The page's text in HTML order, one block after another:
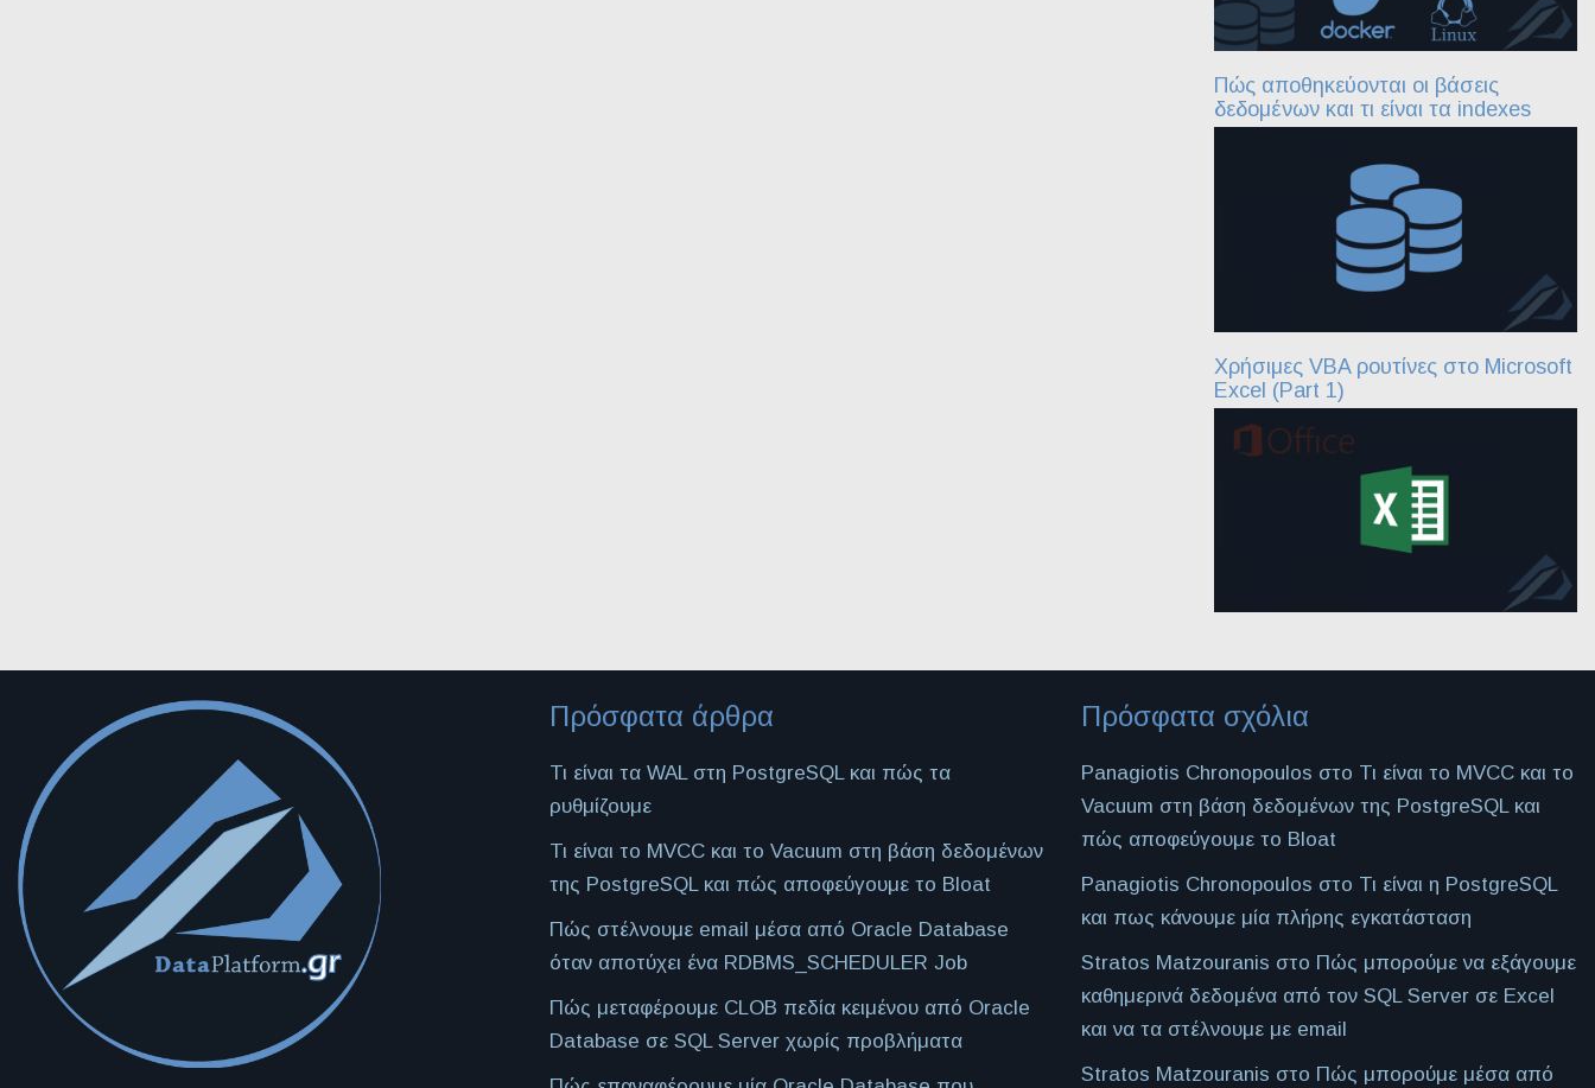
Πώς αποθηκεύονται οι βάσεις
δεδομένων και τι είναι τα indexes
Χρήσιμες VBA ρουτίνες στο Microsoft
Excel (Part 1)
Πρόσφατα άρθρα
Τι είναι τα WAL στη PostgreSQL και πώς τα
ρυθμίζουμε
Τι είναι το MVCC και το Vacuum στη βάση δεδομένων
της PostgreSQL και πώς αποφεύγουμε το Bloat
Πώς στέλνουμε email μέσα από Oracle Database
όταν αποτύχει ένα RDBMS_SCHEDULER Job
Πώς μεταφέρουμε CLOB πεδία κειμένου από Oracle
Database σε SQL Server χωρίς προβλήματα
Πρόσφατα σχόλια
Panagiotis Chronopoulos στο Τι είναι το MVCC και το
Vacuum στη βάση δεδομένων της PostgreSQL και
πώς αποφεύγουμε το Bloat
Panagiotis Chronopoulos στο Τι είναι η PostgreSQL
και πως κάνουμε μία πλήρης εγκατάσταση
Stratos Matzouranis στο Πώς μπορούμε να εξάγουμε
καθημερινά δεδομένα από τον SQL Server σε Excel
και να τα στέλνουμε με email
Stratos Matzouranis στο Πώς μπορούμε μέσα από